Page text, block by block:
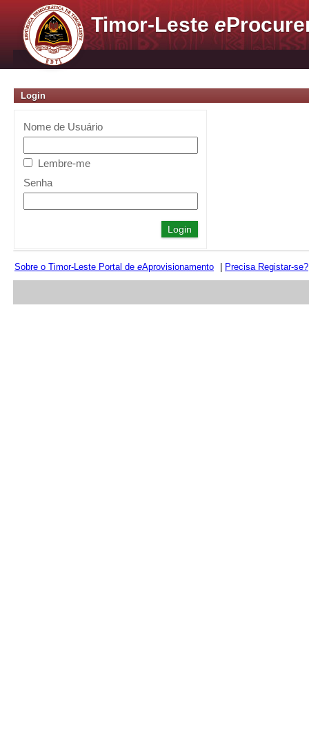
Timor-Lestee
Login
Nome de Usuário
Lembre-me
Senha
Sobre o Timor-Leste Portal de eAprovisionamento Precisa Registar-se?